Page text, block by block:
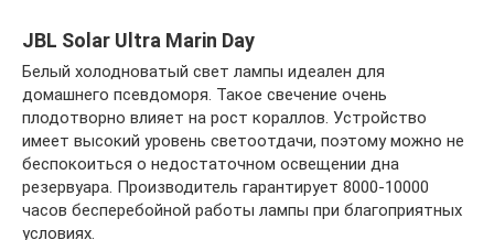
JBL Solar Ultra Marin Day
Белый холодноватый свет лампы идеален для
домашнего псевдоморя. Такое свечение очень
плодотворно влияет на рост кораллов. Устройство
имеет высокий уровень светоотдачи, поэтому можно не
беспокоиться о недостаточном освещении дна
резервуара. Производитель гарантирует 8000-10000
часов бесперебойной работы лампы при благоприятных
условиях.